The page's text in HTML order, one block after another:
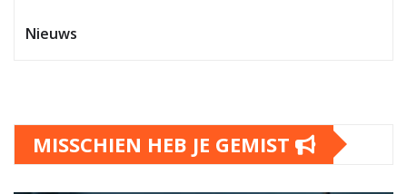
Nieuws
MISSCHIEN HEB JE GEMIST